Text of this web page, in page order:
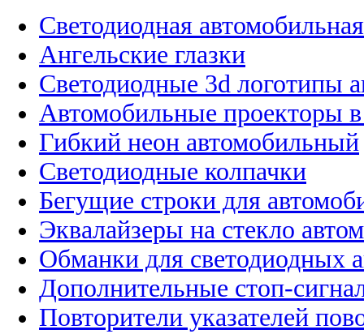
Светодиодная
Ангельские глазки
Светодиодные 3d логотипы
Автомобильные проекторы
Гибкий неон автомобильный
Светодиодные колпачки
Бегущие строки для
Эквалайзеры на стекло
Обманки для светодиодных
Дополнительные стоп-
Повторители указателей